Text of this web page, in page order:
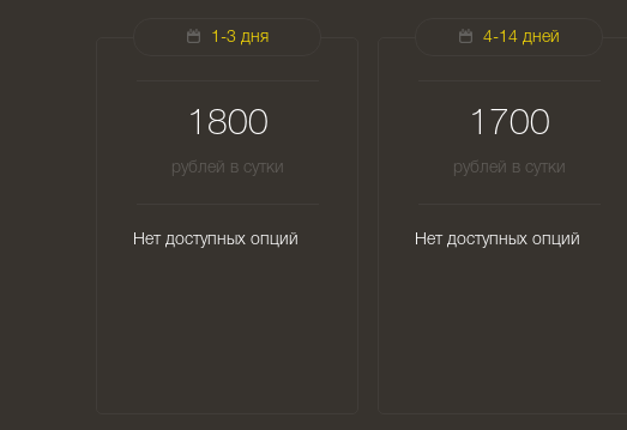
1-3 дня
1800
рублей в сутки
Нет доступных опций
4-14 дней
1700
рублей в сутки
Нет доступных опций